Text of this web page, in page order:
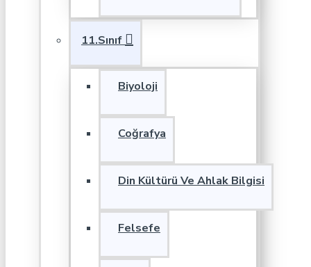
11.Sınıf
Biyoloji
Coğrafya
Din Kültürü Ve Ahlak Bilgisi
Felsefe